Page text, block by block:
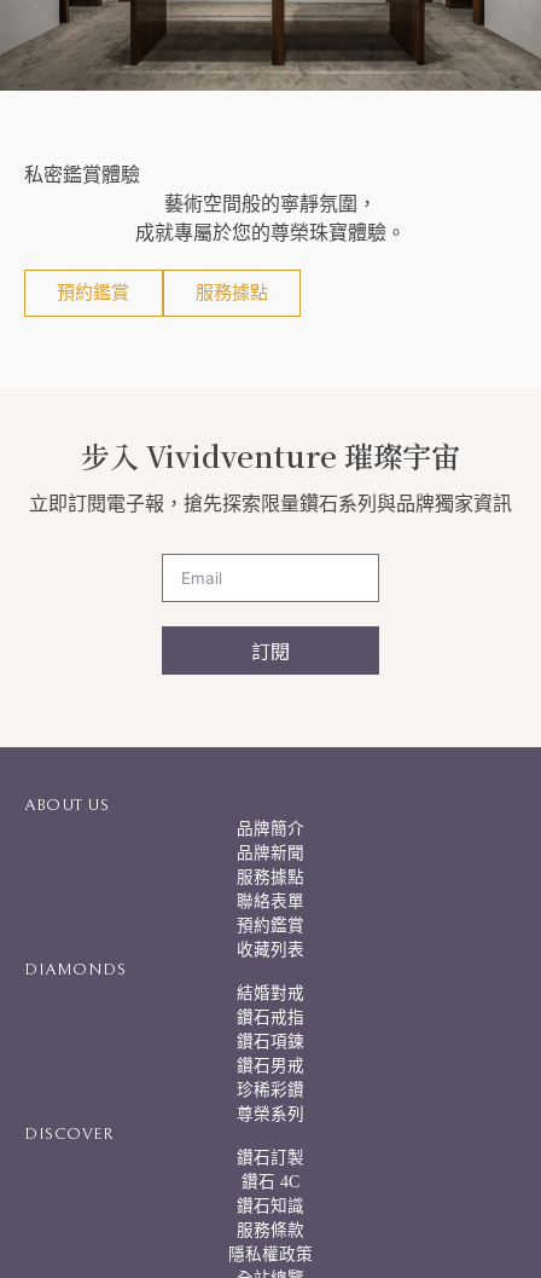
私密鑑賞體驗
藝術空間般的寧靜氛圍，
成就專屬於您的尊榮珠寶體驗。
預約鑑賞 服務據點
步入 Vividventure 璀璨宇宙
立即訂閱電子報，搶先探索限量鑽石系列與品牌獨家資訊
訂閱
t
ABOUT US
品牌簡介
品牌新聞
服務據點
聯絡表單
預約鑑賞
收藏列表
DIAMONDS
結婚對戒
鑽石戒指
鑽石項鍊
鑽石男戒
珍稀彩鑽
尊榮系列
DISCOVER
鑽石訂製
鑽石 4C
鑽石知識
服務條款
隱私權政策